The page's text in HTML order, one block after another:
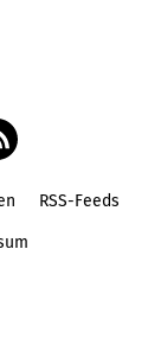
RSS-Feeds